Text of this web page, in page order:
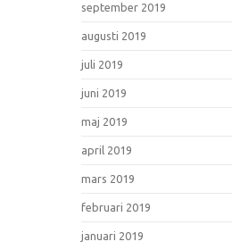
september 2019
augusti 2019
juli 2019
juni 2019
maj 2019
april 2019
mars 2019
februari 2019
januari 2019